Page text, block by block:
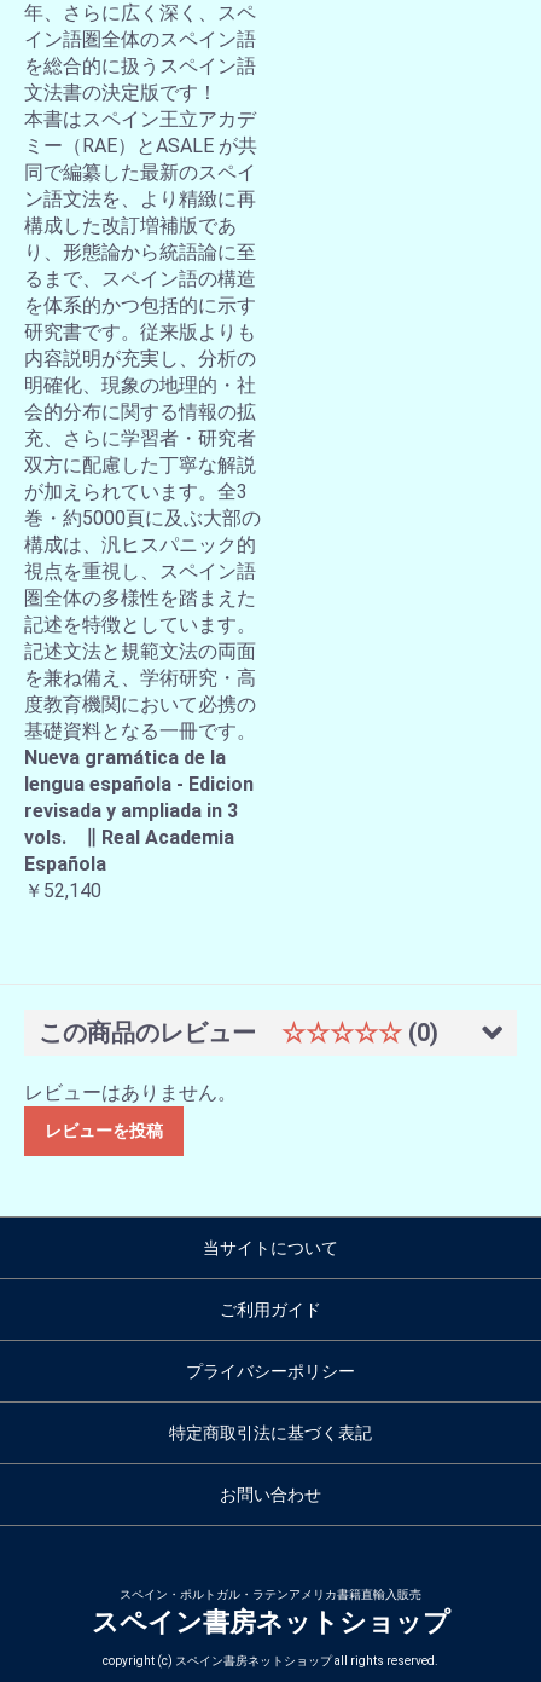
年、さらに広く深く、スペ
イン語圏全体のスペイン語
を総合的に扱うスペイン語
文法書の決定版です！
本書はスペイン王立アカデ
ミー（RAE）とASALE が共
同で編纂した最新のスペイ
ン語文法を、より精緻に再
構成した改訂増補版であ
り、形態論から統語論に至
るまで、スペイン語の構造
を体系的かつ包括的に示す
研究書です。従来版よりも
内容説明が充実し、分析の
明確化、現象の地理的・社
会的分布に関する情報の拡
充、さらに学習者・研究者
双方に配慮した丁寧な解説
が加えられています。全3
巻・約5000頁に及ぶ大部の
構成は、汎ヒスパニック的
視点を重視し、スペイン語
圏全体の多様性を踏まえた
記述を特徴としています。
記述文法と規範文法の両面
を兼ね備え、学術研究・高
度教育機関において必携の
基礎資料となる一冊です。
Nueva gramática de la
lengua española - Edicion
revisada y ampliada in 3
vols. ∥ Real Academia
Española
￥52,140
この商品のレビュー ☆☆☆☆☆ (0)
レビューはありません。
レビューを投稿
当サイトについて
ご利用ガイド
プライバシーポリシー
特定商取引法に基づく表記
お問い合わせ
スペイン・ポルトガル・ラテンアメリカ書籍直輸入販売
スペイン書房ネットショップ
copyright (c) スペイン書房ネットショップ all rights reserved.